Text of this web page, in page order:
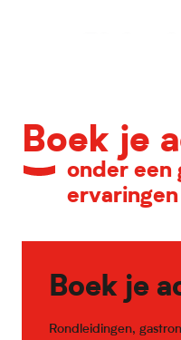
Boek je
onder een
ervaringen
Boek je
Rondleidingen,